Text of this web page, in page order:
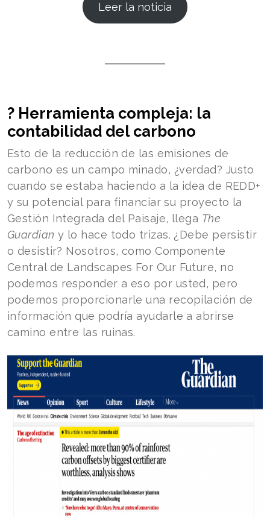
Leer la noticia
?️ Herramienta compleja: la
contabilidad del carbono
Esto de la reducción de las emisiones de
carbono es un campo minado, ¿verdad? Justo
cuando se estaba haciendo a la idea de REDD+
y su potencial para financiar su proyecto la
Gestión Integrada del Paisaje, llega The
Guardian y lo hace todo trizas. ¿Debe persistir
o desistir? Nosotros, como Componente
Central de Landscapes For Our Future, no
podemos responder a eso por usted, pero
podemos proporcionarle una recopilación de
información que podría ayudarle a abrirse
camino entre las ruinas.